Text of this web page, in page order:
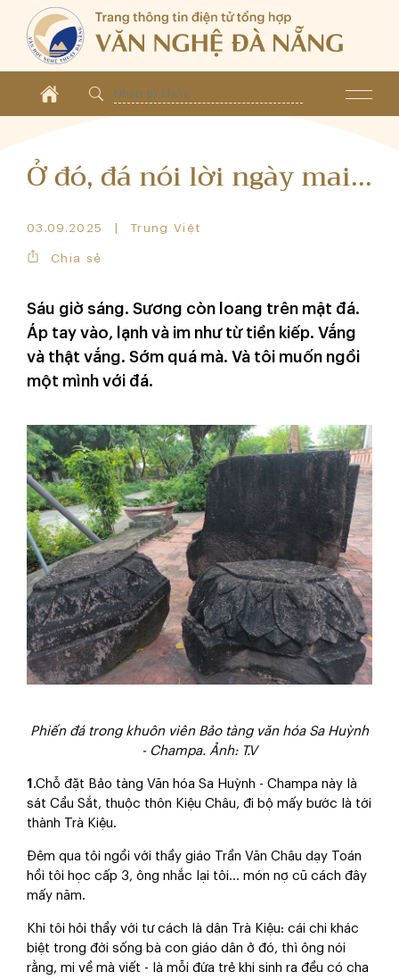
Ở đó, đá nói lời ngày mai...
03.09.2025 Trung Việt
Chia sẻ
Sáu giờ sáng. Sương còn loang trên mặt đá.
Áp tay vào, lạnh và im như từ tiền kiếp. Vắng
và thật vắng. Sớm quá mà. Và tôi muốn ngồi
một mình với đá.
Phiến đá trong khuôn viên Bảo tàng văn hóa Sa Huỳnh
- Champa. Ảnh: T.V
1 .Chỗ đặt Bảo tàng Văn hóa Sa Huỳnh - Champa này là
sát Cầu Sắt, thuộc thôn Kiệu Châu, đi bộ mấy bước là tới
thành Trà Kiệu.
Đêm qua tôi ngồi với thầy giáo Trần Văn Châu dạy Toán
hồi tôi học cấp 3, ông nhắc lại tôi... món nợ cũ cách đây
mấy năm.
Khi tôi hỏi thầy với tư cách là dân Trà Kiệu: cái chi khác
biệt trong đời sống bà con giáo dân ở đó, thì ông nói
rằng, mi về mà viết - là mỗi đứa trẻ khi sinh ra đều có cha